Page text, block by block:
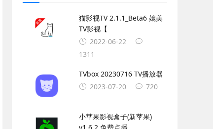
猫影视TV 2.1.1_Beta6 媲美
TV影视【
2022-06-22
1311
TVbox 20230716 TV播放器
2023-07-20
720
小苹果影视盒子(新苹果)
v1.6.2 免费点播